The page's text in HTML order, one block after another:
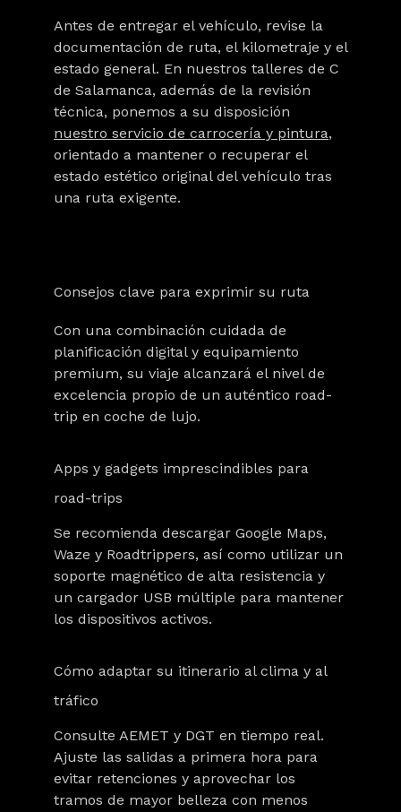
Antes de entregar el vehículo, revise la
documentación de ruta, el kilometraje y el
estado general. En nuestros talleres de C
de Salamanca, además de la revisión
técnica, ponemos a su disposición
nuestro servicio de carrocería y pintura,
orientado a mantener o recuperar el
estado estético original del vehículo tras
una ruta exigente.
Consejos clave para exprimir su ruta
Con una combinación cuidada de
planificación digital y equipamiento
premium, su viaje alcanzará el nivel de
excelencia propio de un auténtico road-
trip en coche de lujo.
Apps y gadgets imprescindibles para
road-trips
Se recomienda descargar Google Maps,
Waze y Roadtrippers, así como utilizar un
soporte magnético de alta resistencia y
un cargador USB múltiple para mantener
los dispositivos activos.
Cómo adaptar su itinerario al clima y al
tráfico
Consulte AEMET y DGT en tiempo real.
Ajuste las salidas a primera hora para
evitar retenciones y aprovechar los
tramos de mayor belleza con menos